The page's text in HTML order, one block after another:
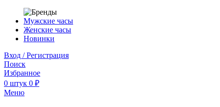
Мужские часы
Женские часы
Новинки
Вход / Регистрация
Поиск
Избранное
0 штук 0 ₽
Меню